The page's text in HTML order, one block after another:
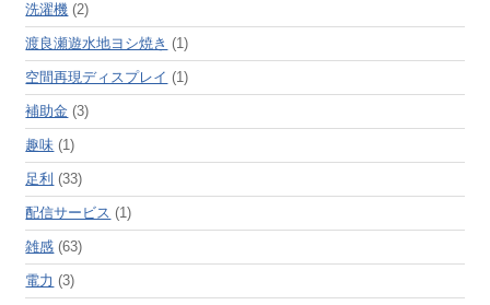
洗濯機 (2)
渡良瀬遊水地ヨシ焼き (1)
空間再現ディスプレイ (1)
補助金 (3)
趣味 (1)
足利 (33)
配信サービス (1)
雑感 (63)
電力 (3)